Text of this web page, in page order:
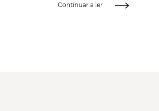
Continuar a ler